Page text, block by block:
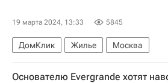
19 марта 2024, 13:33 5845
ДомКлик Жилье
Москва
Санкт-Петербург
Россия
Основателю Evergrande хотят